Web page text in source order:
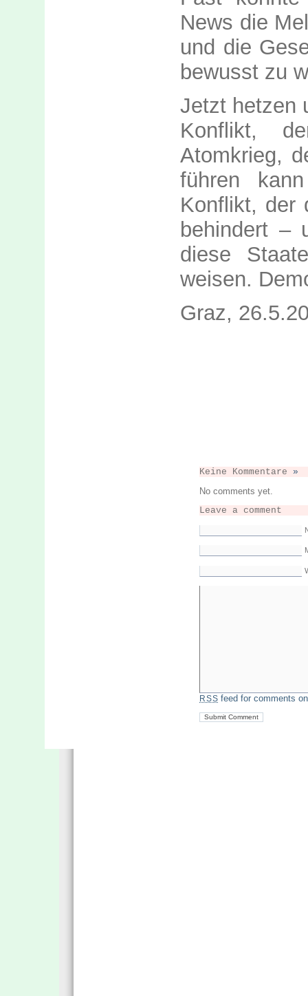
News die
und die
bewusst zu
Jetzt hetzen
Konflikt,
Atomkrieg,
führen
Konflikt, der
behindert –
diese
weisen.
Graz,
Keine Kommentare »
No comments yet.
Leave a comment
RSS feed for comments